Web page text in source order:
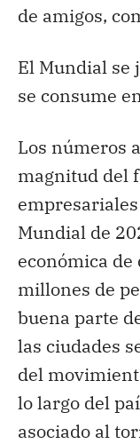
de amigos,
El Mundial se
se consume
Los números
magnitud del
Mundial de
económica de
millones de
buena parte
las ciudades
del
lo largo del
asociado al